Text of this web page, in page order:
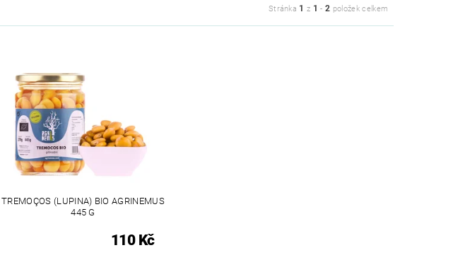
Stránka 1 z 1 -2 položek celkem
TREMOÇOS (LUPINA) BIO AGRINEMUS
445 G
110 Kč